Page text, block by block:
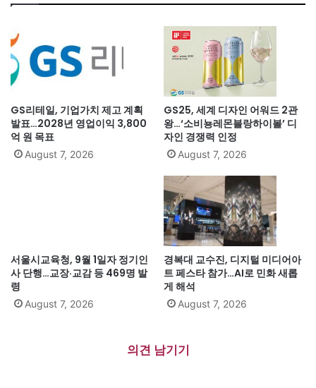
GS리테일, 기업가치 제고 계획
발표…2028년 영업이익 3,800
억 원 목표
August 7, 2026
GS25, 세계 디자인 어워드 2관
왕…‘소비뇽레몬블랑하이볼’ 디
자인 경쟁력 인정
August 7, 2026
서울시교육청, 9월 1일자 정기인
사 단행…교장·교감 등 469명 발
령
August 7, 2026
경복대 교수진, 디지털 미디어아
트 페스타 참가…AI로 민화 새롭
게 해석
August 7, 2026
의견 남기기